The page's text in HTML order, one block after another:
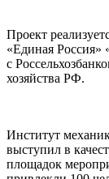
Проект
«Единая Россия»
с
хозяйства РФ.
Институт
выступил в
площадок